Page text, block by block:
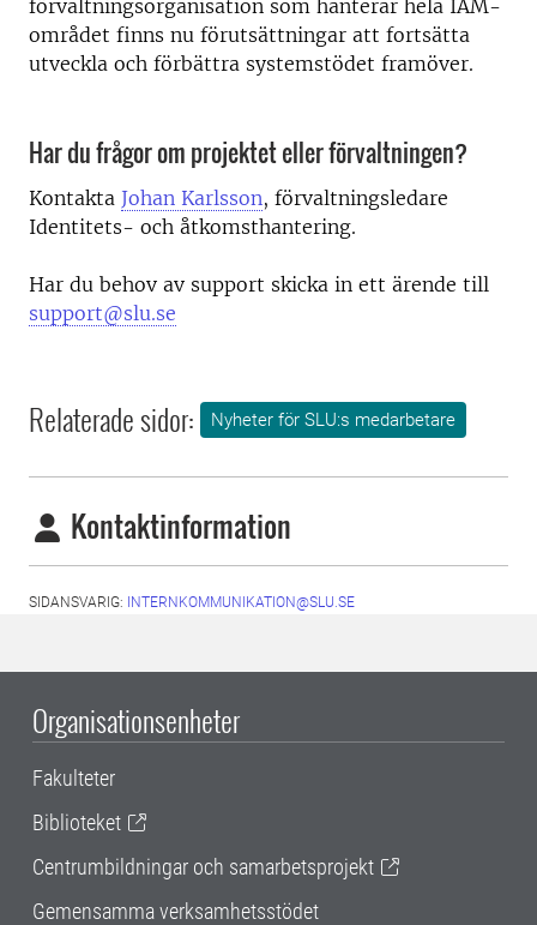
förvaltningsorganisation som hanterar hela IAM-
området finns nu förutsättningar att fortsätta
utveckla och förbättra systemstödet framöver.
Har du frågor om projektet eller förvaltningen?
Kontakta Johan Karlsson, förvaltningsledare
Identitets- och åtkomsthantering.
Har du behov av support skicka in ett ärende till
support@slu.se
Relaterade sidor: Nyheter för SLU:s medarbetare
Kontaktinformation
SIDANSVARIG: INTERNKOMMUNIKATION@SLU.SE
Organisationsenheter
Fakulteter
Biblioteket
Centrumbildningar och samarbetsprojekt
Gemensamma verksamhetsstödet